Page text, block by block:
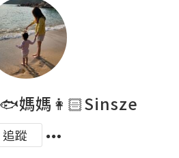
媽媽👩🏻Sinsze
追蹤